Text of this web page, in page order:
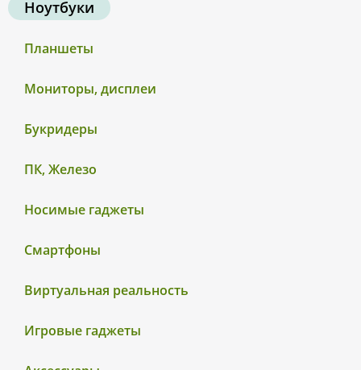
Ноутбуки
Планшеты
Мониторы, дисплеи
Букридеры
ПК, Железо
Носимые гаджеты
Смартфоны
Виртуальная реальность
Игровые гаджеты